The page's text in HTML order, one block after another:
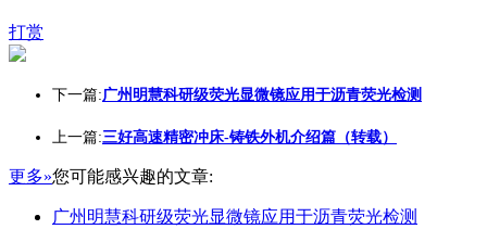
打赏
下一篇:广州明慧科研级荧光显微镜应用于沥青荧光检测
上一篇:三好高速精密冲床-铸铁外机介绍篇（转载）
更多»您可能感兴趣的文章:
广州明慧科研级荧光显微镜应用于沥青荧光检测